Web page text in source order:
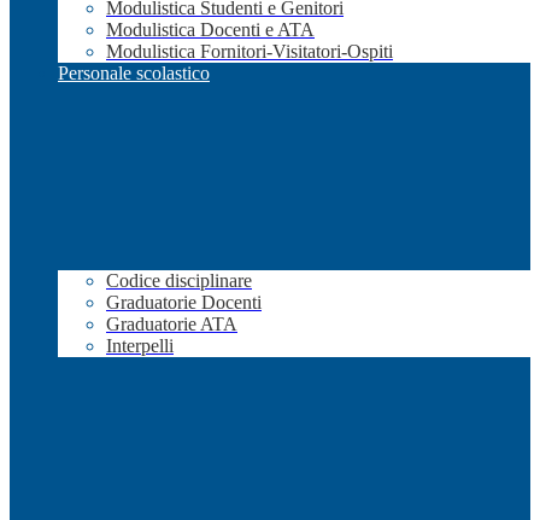
Modulistica Studenti e Genitori
Modulistica Docenti e ATA
Modulistica Fornitori-Visitatori-Ospiti
Personale scolastico
Codice disciplinare
Graduatorie Docenti
Graduatorie ATA
Interpelli